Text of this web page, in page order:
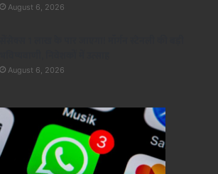
August 6, 2026
August 6, 2026